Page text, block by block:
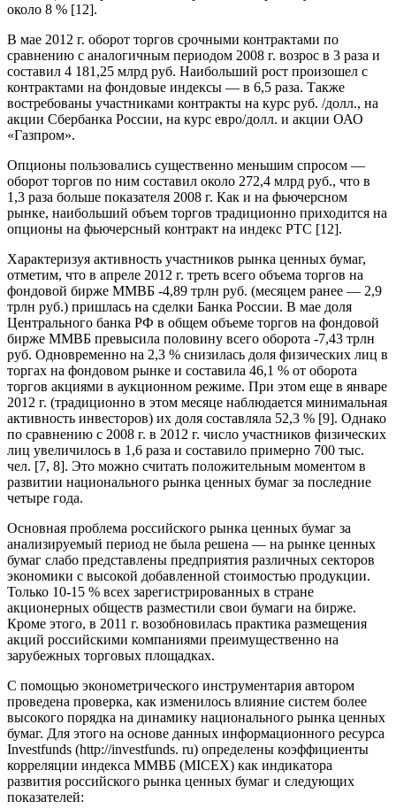
около 8 % [12].
В мае 2012 г. оборот торгов срочными контрактами по
сравнению с аналогичным периодом 2008 г. возрос в 3 раза и
составил 4 181,25 млрд руб. Наибольший рост произошел с
контрактами на фондовые индексы — в 6,5 раза. Также
востребованы участниками контракты на курс руб. /долл., на
акции Сбербанка России, на курс евро/долл. и акции ОАО
«Газпром».
Опционы пользовались существенно меньшим спросом —
оборот торгов по ним составил около 272,4 млрд руб., что в
1,3 раза больше показателя 2008 г. Как и на фьючерсном
рынке, наибольший объем торгов традиционно приходится на
опционы на фьючерсный контракт на индекс РТС [12].
Характеризуя активность участников рынка ценных бумаг,
отметим, что в апреле 2012 г. треть всего объема торгов на
фондовой бирже ММВБ -4,89 трлн руб. (месяцем ранее — 2,9
трлн руб.) пришлась на сделки Банка России. В мае доля
Центрального банка РФ в общем объеме торгов на фондовой
бирже ММВБ превысила половину всего оборота -7,43 трлн
руб. Одновременно на 2,3 % снизилась доля физических лиц в
торгах на фондовом рынке и составила 46,1 % от оборота
торгов акциями в аукционном режиме. При этом еще в январе
2012 г. (традиционно в этом месяце наблюдается минимальная
активность инвесторов) их доля составляла 52,3 % [9]. Однако
по сравнению с 2008 г. в 2012 г. число участников физических
лиц увеличилось в 1,6 раза и составило примерно 700 тыс.
чел. [7, 8]. Это можно считать положительным моментом в
развитии национального рынка ценных бумаг за последние
четыре года.
Основная проблема российского рынка ценных бумаг за
анализируемый период не была решена — на рынке ценных
бумаг слабо представлены предприятия различных секторов
экономики с высокой добавленной стоимостью продукции.
Только 10-15 % всех зарегистрированных в стране
акционерных обществ разместили свои бумаги на бирже.
Кроме этого, в 2011 г. возобновилась практика размещения
акций российскими компаниями преимущественно на
зарубежных торговых площадках.
С помощью эконометрического инструментария автором
проведена проверка, как изменилось влияние систем более
высокого порядка на динамику национального рынка ценных
бумаг. Для этого на основе данных информационного ресурса
Investfunds (http://investfunds. ru) определены коэффициенты
корреляции индекса ММВБ (MICEX) как индикатора
развития российского рынка ценных бумаг и следующих
показателей: